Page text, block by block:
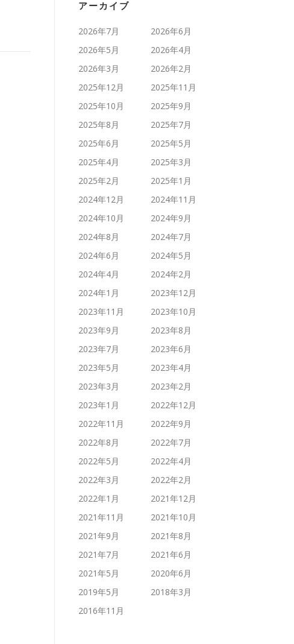
アーカイブ
2026年7月
2026年6月
2026年5月
2026年4月
2026年3月
2026年2月
2025年12月
2025年11月
2025年10月
2025年9月
2025年8月
2025年7月
2025年6月
2025年5月
2025年4月
2025年3月
2025年2月
2025年1月
2024年12月
2024年11月
2024年10月
2024年9月
2024年8月
2024年7月
2024年6月
2024年5月
2024年4月
2024年2月
2024年1月
2023年12月
2023年11月
2023年10月
2023年9月
2023年8月
2023年7月
2023年6月
2023年5月
2023年4月
2023年3月
2023年2月
2023年1月
2022年12月
2022年11月
2022年9月
2022年8月
2022年7月
2022年5月
2022年4月
2022年3月
2022年2月
2022年1月
2021年12月
2021年11月
2021年10月
2021年9月
2021年8月
2021年7月
2021年6月
2021年5月
2020年6月
2019年5月
2018年3月
2016年11月